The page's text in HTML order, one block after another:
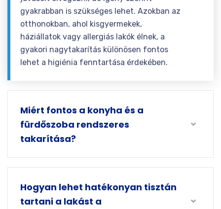
gyakrabban is szükséges lehet. Azokban az
otthonokban, ahol kisgyermekek,
háziállatok vagy allergiás lakók élnek, a
gyakori nagytakarítás különösen fontos
lehet a higiénia fenntartása érdekében.
Miért fontos a konyha és a
fürdőszoba rendszeres
takarítása?
Hogyan lehet hatékonyan tisztán
tartani a lakást a